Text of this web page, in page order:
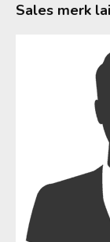
Sales merk